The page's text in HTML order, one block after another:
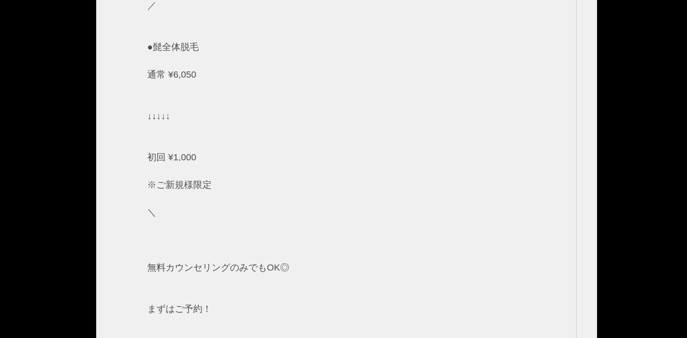
／
●髭全体脱毛
通常 ¥6,050
↓↓↓↓↓
初回 ¥1,000
※ご新規様限定
＼
無料カウンセリングのみでもOK◎
まずはご予約！